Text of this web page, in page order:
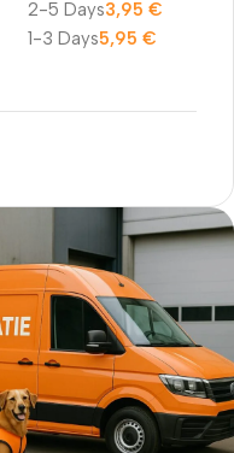
2-5 Days3,95€
1-3 Days5,95€